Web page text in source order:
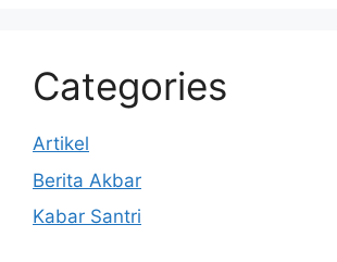
Categories
Artikel
Berita Akbar
Kabar Santri